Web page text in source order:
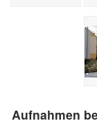
Aufnahmen